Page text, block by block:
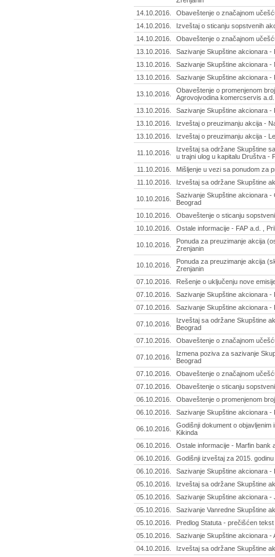
14.10.2016.
Obaveštenje o značajnom
14.10.2016.
Izveštaj o sticanju sopstvenih
14.10.2016.
Obaveštenje o značajnom
13.10.2016.
Sazivanje Skupštine akcionara -
13.10.2016.
Sazivanje Skupštine akcionara -
13.10.2016.
Sazivanje Skupštine akcionara -
13.10.2016.
Obaveštenje o promenjenom
Agrovojvodina komercservis
13.10.2016.
Sazivanje Skupštine akcionara -
13.10.2016.
Izveštaj o preuzimanju akcija -
13.10.2016.
Izveštaj o preuzimanju akcija -
11.10.2016.
Izveštaj sa održane Skupštine
u trajni ulog u kapitalu Društva -
11.10.2016.
Mišljenje u vezi sa ponudom za
11.10.2016.
Izveštaj sa održane Skupštine
10.10.2016.
Sazivanje Skupštine akcionara
Beograd
10.10.2016.
Obaveštenje o sticanju
10.10.2016.
Ostale informacije - FAP a.d. ,
10.10.2016.
Ponuda za preuzimanje akcija
Zrenjanin
10.10.2016.
Ponuda za preuzimanje akcija
Zrenjanin
07.10.2016.
Rešenje o uključenju nove
07.10.2016.
Sazivanje Skupštine akcionara -
07.10.2016.
Sazivanje Skupštine akcionara -
07.10.2016.
Izveštaj sa održane Skupštine
Beograd
07.10.2016.
Obaveštenje o značajnom
07.10.2016.
Izmena poziva za sazivanje
Beograd
07.10.2016.
Obaveštenje o značajnom
07.10.2016.
Obaveštenje o sticanju
06.10.2016.
Obaveštenje o promenjenom
06.10.2016.
Sazivanje Skupštine akcionara -
06.10.2016.
Godišnji dokument o
Kikinda
06.10.2016.
Ostale informacije - Marfin bank
06.10.2016.
Godišnji izveštaj za 2015.
06.10.2016.
Sazivanje Skupštine akcionara -
05.10.2016.
Izveštaj sa održane Skupštine
05.10.2016.
Sazivanje Skupštine akcionara -
05.10.2016.
Sazivanje Vanredne Skupštine
05.10.2016.
Predlog Statuta - prečišćen
05.10.2016.
Sazivanje Skupštine akcionara -
04.10.2016.
Izveštaj sa održane Skupštine